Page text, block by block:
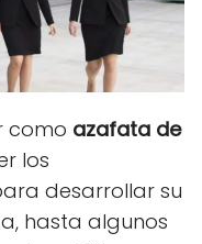
como azafata de
los
desarrollar su
hasta algunos